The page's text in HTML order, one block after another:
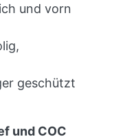
und vorn
geschützt
und COC